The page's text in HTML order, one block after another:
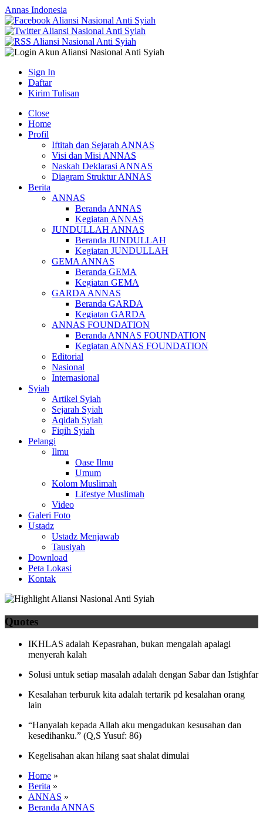
Annas Indonesia
Sign In
Daftar
Kirim Tulisan
Close
Home
Profil
Iftitah dan Sejarah ANNAS
Visi dan Misi ANNAS
Naskah Deklarasi ANNAS
Diagram Struktur ANNAS
Berita
ANNAS
Beranda ANNAS
Kegiatan ANNAS
JUNDULLAH ANNAS
Beranda JUNDULLAH
Kegiatan JUNDULLAH
GEMA ANNAS
Beranda GEMA
Kegiatan GEMA
GARDA ANNAS
Beranda GARDA
Kegiatan GARDA
ANNAS FOUNDATION
Beranda ANNAS FOUNDATION
Kegiatan ANNAS FOUNDATION
Editorial
Nasional
Internasional
Syiah
Artikel Syiah
Sejarah Syiah
Aqidah Syiah
Fiqih Syiah
Pelangi
Ilmu
Oase Ilmu
Umum
Kolom Muslimah
Lifestye Muslimah
Video
Galeri Foto
Ustadz
Ustadz Menjawab
Tausiyah
Download
Peta Lokasi
Kontak
Quotes
IKHLAS adalah Kepasrahan, bukan mengalah apalagi
menyerah kalah
Solusi untuk setiap masalah adalah dengan Sabar dan Istighfar
Kesalahan terburuk kita adalah tertarik pd kesalahan orang
lain
“Hanyalah kepada Allah aku mengadukan kesusahan dan
kesedihanku.” (Q,S Yusuf: 86)
Kegelisahan akan hilang saat shalat dimulai
Home »
Berita »
ANNAS »
Beranda ANNAS